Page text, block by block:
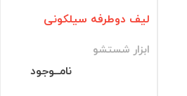
لیف دوطرفه سیلکونی
ابزار شستشو
نامــوجود